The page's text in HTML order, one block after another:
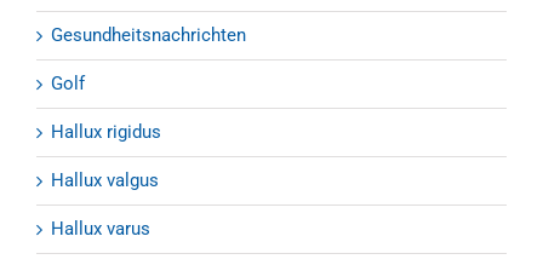
Gesundheitsnachrichten
Golf
Hallux rigidus
Hallux valgus
Hallux varus